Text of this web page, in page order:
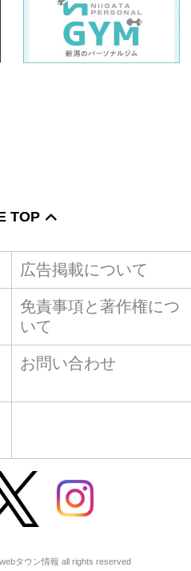
TOP
広告掲載について
免責事項と著作権につ
いて
お問い合わせ
タウン情報 all rights reserved